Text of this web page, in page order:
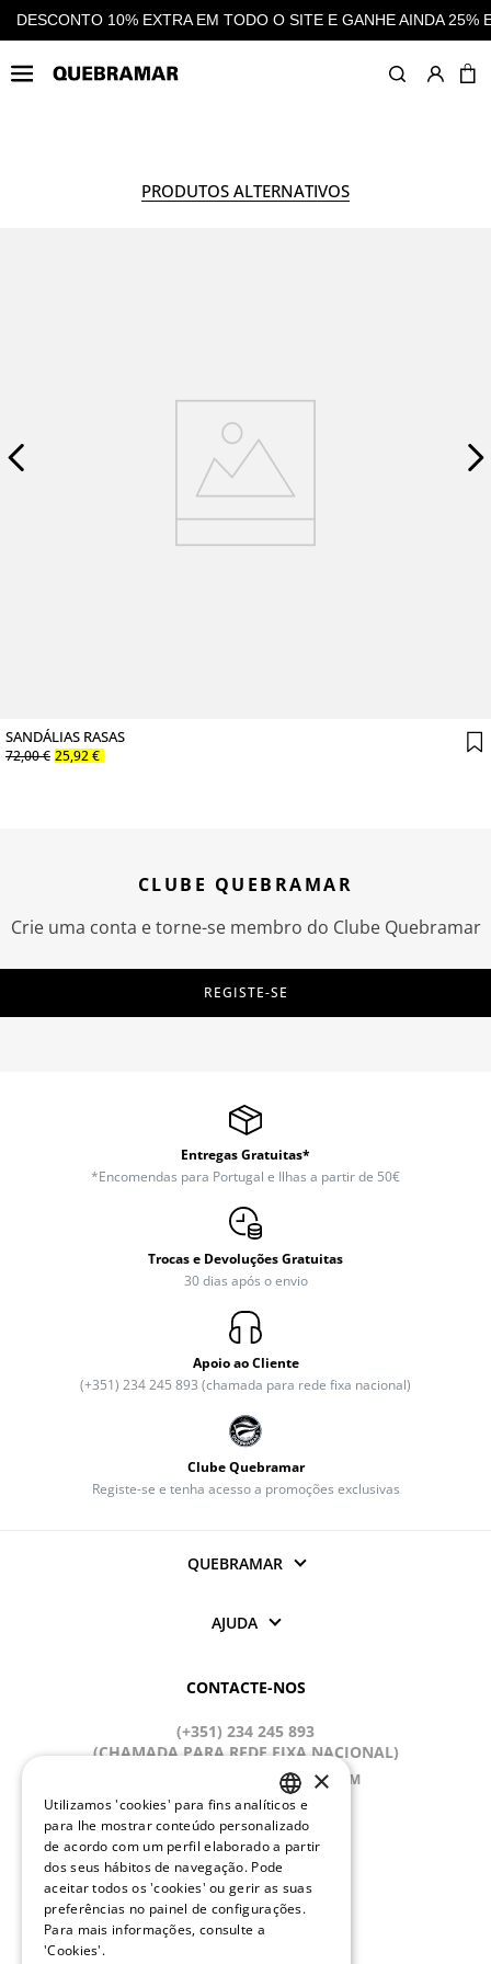
GANHE AINDA 25% EM CASHBACK EM TODAS AS COMPRAS
PRODUTOS ALTERNATIVOS
SANDÁLIAS RASAS
72,00€ 25,92€
CLUBE QUEBRAMAR
Crie uma conta e torne-se membro do Clube Quebramar
REGISTE-SE
Entregas Gratuitas*
*Encomendas para Portugal e Ilhas a partir de 50€
Trocas e Devoluções Gratuitas
30 dias após o envio
Apoio ao Cliente
(+351) 234 245 893 (chamada para rede fixa nacional)
Clube Quebramar
Registe-se e tenha acesso a promoções exclusivas
QUEBRAMAR
AJUDA
CONTACTE-NOS
(+351) 234 245 893
(CHAMADA PARA REDE FIXA NACIONAL)
APOIOCLIENTE@QUEBRAMAR.COM
Dias úteis
9:00 - 13:00; 14:00 - 18:00 (GMT)
REDES SOCIAIS
PORTUGUESE
ENGLISH
×
Utilizamos 'cookies' para fins analíticos e
para lhe mostrar conteúdo personalizado
de acordo com um perfil elaborado a partir
dos seus hábitos de navegação. Pode
aceitar todos os 'cookies' ou gerir as suas
preferências no painel de configurações.
Para mais informações, consulte a
'Cookies'.